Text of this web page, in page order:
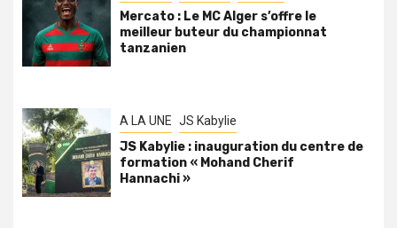
Mercato : Le MC Alger s’offre le
meilleur buteur du championnat
tanzanien
A LA UNE JS Kabylie
JS Kabylie : inauguration du centre de
formation « Mohand Cherif
Hannachi »